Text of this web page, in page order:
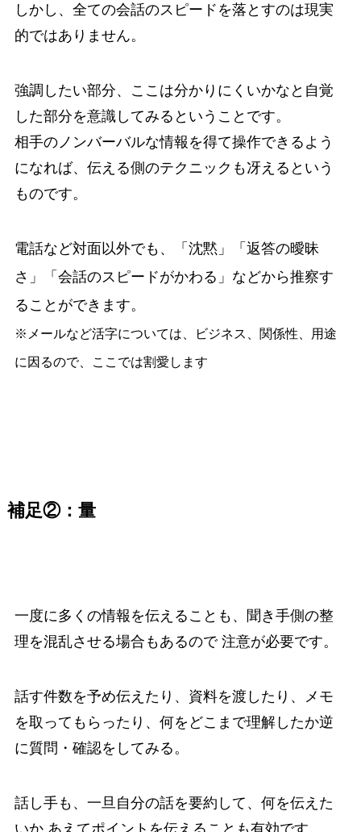
しかし、全ての会話のスピードを落とすのは現実
的ではありません。
強調したい部分、ここは分かりにくいかなと自覚
した部分を意識してみるということです。
相手のノンバーバルな情報を得て操作できるよう
になれば、伝える側のテクニックも冴えるという
ものです。
電話など対面以外でも、「沈黙」「返答の曖昧
さ」「会話のスピードがかわる」などから推察す
ることができます。
※メールなど活字については、ビジネス、関係性、用途
に因るので、ここでは割愛します
補足②：量
一度に多くの情報を伝えることも、聞き手側の整
理を混乱させる場合もあるので 注意が必要です。
話す件数を予め伝えたり、資料を渡したり、メモ
を取ってもらったり、何をどこまで理解したか逆
に質問・確認をしてみる。
話し手も、一旦自分の話を要約して、何を伝えた
いか あえてポイントを伝えることも有効です。